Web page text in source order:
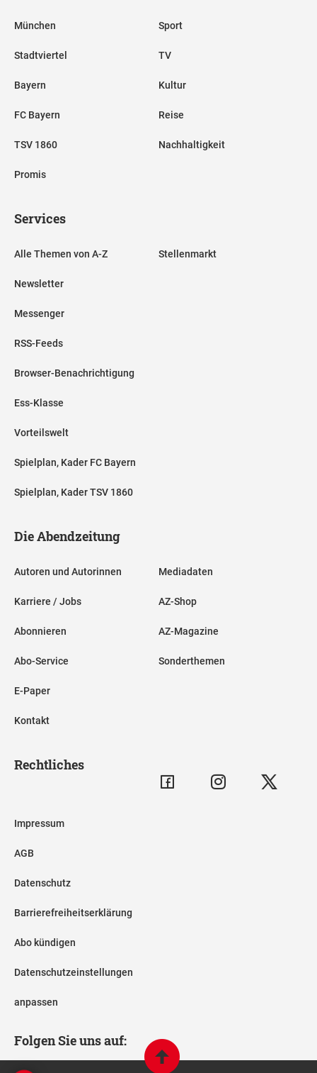
München
Stadtviertel
Bayern
FC Bayern
TSV 1860
Promis
Sport
TV
Kultur
Reise
Nachhaltigkeit
Services
Alle Themen von A-Z
Newsletter
Messenger
RSS-Feeds
Browser-Benachrichtigung
Ess-Klasse
Vorteilswelt
Spielplan, Kader FC Bayern
Spielplan, Kader TSV 1860
Stellenmarkt
Die Abendzeitung
Autoren und Autorinnen
Karriere / Jobs
Abonnieren
Abo-Service
E-Paper
Kontakt
Mediadaten
AZ-Shop
AZ-Magazine
Sonderthemen
Rechtliches
Impressum
AGB
Datenschutz
Barrierefreiheitserklärung
Abo kündigen
Datenschutzeinstellungen
anpassen
Folgen Sie uns auf: